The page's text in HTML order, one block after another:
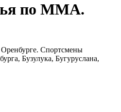
по ММА.
Оренбурге. Спортсмены
Бузулука, Бугуруслана,